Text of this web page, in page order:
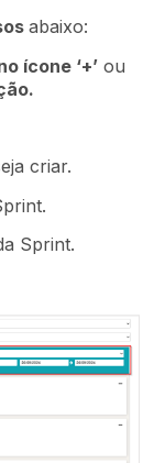
abaixo:
ícone ‘+’ ou
criar.
Sprint.